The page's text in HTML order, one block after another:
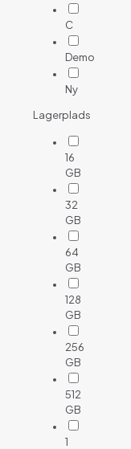
C
Demo
Ny
Lagerplads
16
GB
32
GB
64
GB
128
GB
256
GB
512
GB
1